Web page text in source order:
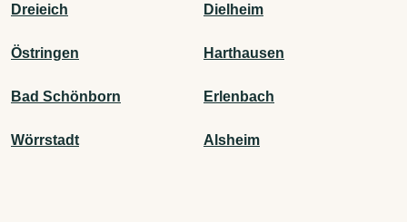
Dreieich Dielheim
Östringen Harthausen
Bad Schönborn Erlenbach
Wörrstadt Alsheim